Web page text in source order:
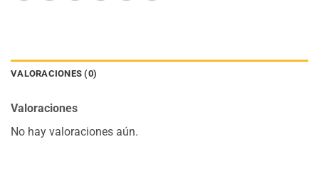
VALORACIONES (0)
Valoraciones
No hay valoraciones aún.